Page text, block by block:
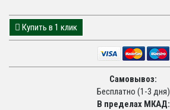
Купить в 1 клик
Самовывоз:
Бесплатно (1-3 дня)
В пределах МКАД: